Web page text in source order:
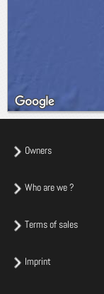
Owners
Who are we ?
Terms of sales
Imprint